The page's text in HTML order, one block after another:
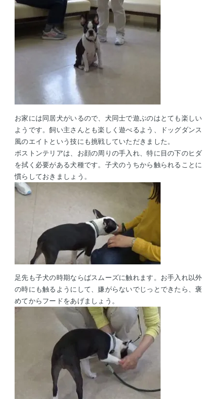
お家には同居犬がいるので、犬同士で遊ぶのはとても楽しい
ようです。飼い主さんとも楽しく遊べるよう、ドッグダンス
風のエイトという技にも挑戦していただきました。
ボストンテリアは、お顔の周りの手入れ、特に目の下のヒダ
を拭く必要がある犬種です。子犬のうちから触られることに
慣らしておきましょう。
足先も子犬の時期ならばスムーズに触れます。お手入れ以外
の時にも触るようにして、嫌がらないでじっとできたら、褒
めてからフードをあげましょう。